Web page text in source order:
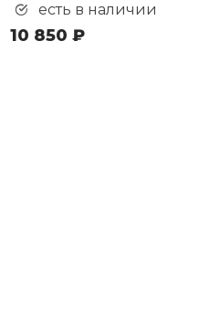
есть в наличии
10 850 ₽